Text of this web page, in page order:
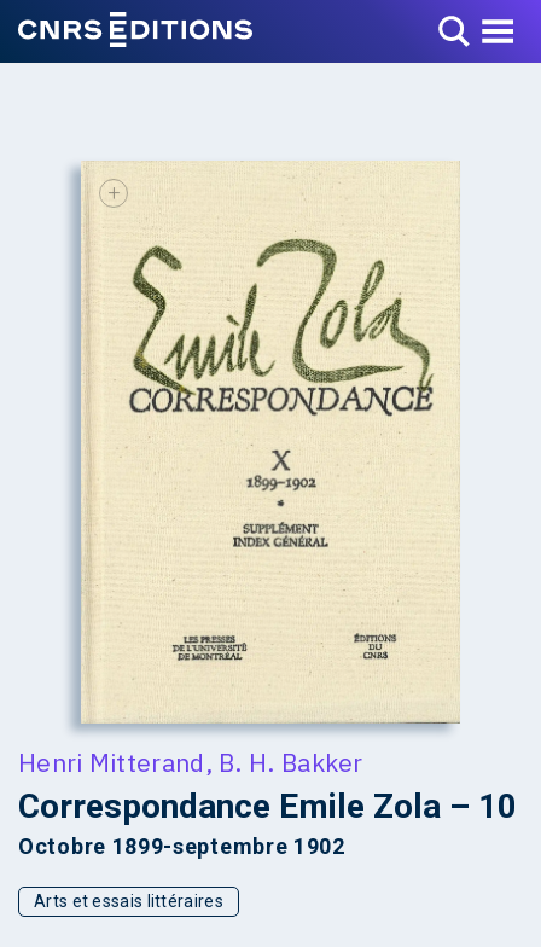
Toggle Menu
+
Henri Mitterand, B. H. Bakker
Correspondance Emile Zola – 10
Octobre 1899-septembre 1902
Arts et essais littéraires